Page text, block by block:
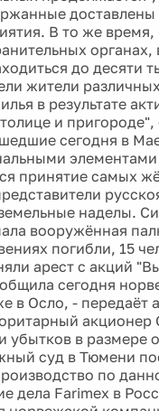
доставлены
В то же
до десяти
жители
в результате
и
сегодня в
принятие самых
наделы.
вооружённая
погибли, 15
арест с акций
сегодня
в Осло, - передаёт
убытков в размере
суд в Тюмени
по
дела Farimex в